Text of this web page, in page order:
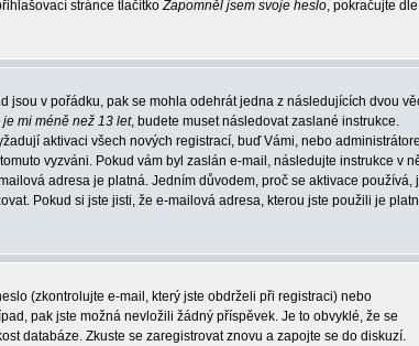
stránce tlačítkoZapomněl jsem svoje heslo, pokračujte dle
jsou v pořádku, pak se mohla odehrát jedna z následujících dvou
je mi méně než 13 let, budete muset následovat zaslané instrukce.
aktivaci všech nových registrací, buď Vámi, nebo
vyzváni. Pokud vám byl zaslán e-mail, následujte instrukce v
adresa je platná. Jedním důvodem, proč se aktivace používá,
Pokud si jste jisti, že e-mailová adresa, kterou jste použili je
(zkontrolujte e-mail, který jste obdrželi při registraci) nebo
pak jste možná nevložili žádný příspěvek. Je to obvyklé, že se
databáze. Zkuste se zaregistrovat znovu a zapojte se do diskuzí.